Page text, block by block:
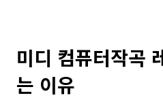
미디 컴퓨터작곡
는 이유